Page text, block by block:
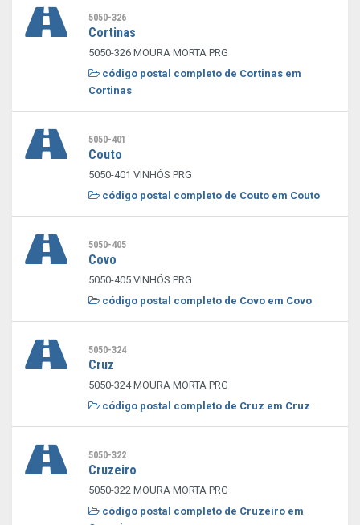
5050-326
Cortinas
5050-326 MOURA MORTA PRG
código postal completo de Cortinas em
Cortinas
5050-401
Couto
5050-401 VINHÓS PRG
código postal completo de Couto em Couto
5050-405
Covo
5050-405 VINHÓS PRG
código postal completo de Covo em Covo
5050-324
Cruz
5050-324 MOURA MORTA PRG
código postal completo de Cruz em Cruz
5050-322
Cruzeiro
5050-322 MOURA MORTA PRG
código postal completo de Cruzeiro em